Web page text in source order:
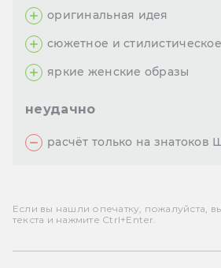
оригинальная идея
сюжетное и
яркие женские образы
неудачно
расчёт только на знатоков
Если вы нашли опечатку, пожалуйста,
текста и нажмите Ctrl+Enter.